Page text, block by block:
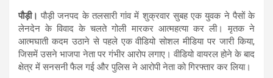
पौड़ी। पौड़ी जनपद के तलसारी गांव में शुक्रवार सुबह एक युवक ने पैसों के
लेनदेन के विवाद के चलते गोली मारकर आत्महत्या कर ली। मृतक ने
आत्मघाती कदम उठाने से पहले एक वीडियो सोशल मीडिया पर जारी किया,
जिसमें उसने भाजपा नेता पर गंभीर आरोप लगाए। वीडियो वायरल होने के बाद
क्षेत्र में सनसनी फैल गई और पुलिस ने आरोपी नेता को गिरफ्तार कर लिया।